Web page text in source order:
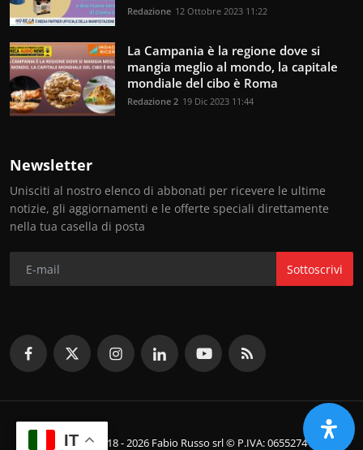
Redazione 12 Ottobre 2023 11:22
La Campania è la regione dove si
mangia meglio al mondo, la capitale
mondiale del cibo è Roma
Redazione 2 19 Dic 2023 11:44
Newsletter
Unisciti al nostro elenco di abbonati per ricevere le ultime
notizie, gli aggiornamenti e le offerte speciali direttamente
nella tua casella di posta
Sottoscrivi
© Copyright 2018 - 2026 Fabio Russo srl © P.IVA: 06552741214
IT